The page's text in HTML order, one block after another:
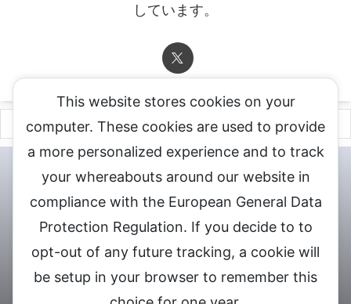
しています。
チャットレディ登録申込 DXLIVE求人.comへお問合せ
DXLIVE 退
会・解約・移籍の申請
式サイト
DXLIVEのチャットレディ求人情報サイト
This website stores cookies on your
computer. These cookies are used to provide
a more personalized experience and to track
your whereabouts around our website in
compliance with the European General Data
Protection Regulation. If you decide to to
opt-out of any future tracking, a cookie will
be setup in your browser to remember this